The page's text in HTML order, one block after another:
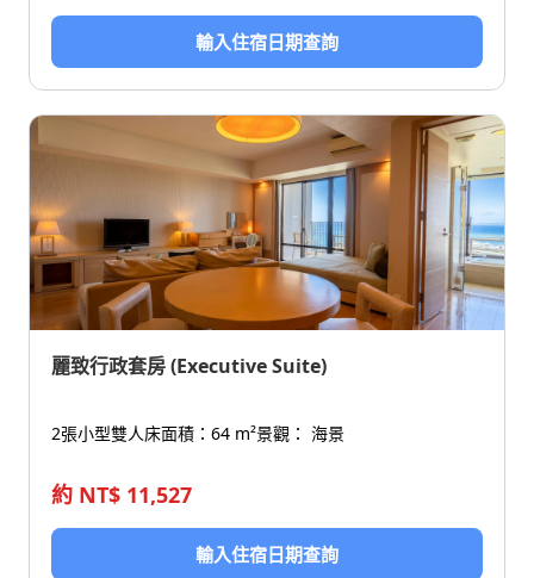
輸入住宿日期查詢
麗致行政套房 (Executive Suite)
2張小型雙人床面積：64 m²景觀： 海景
約 NT$ 11,527
輸入住宿日期查詢